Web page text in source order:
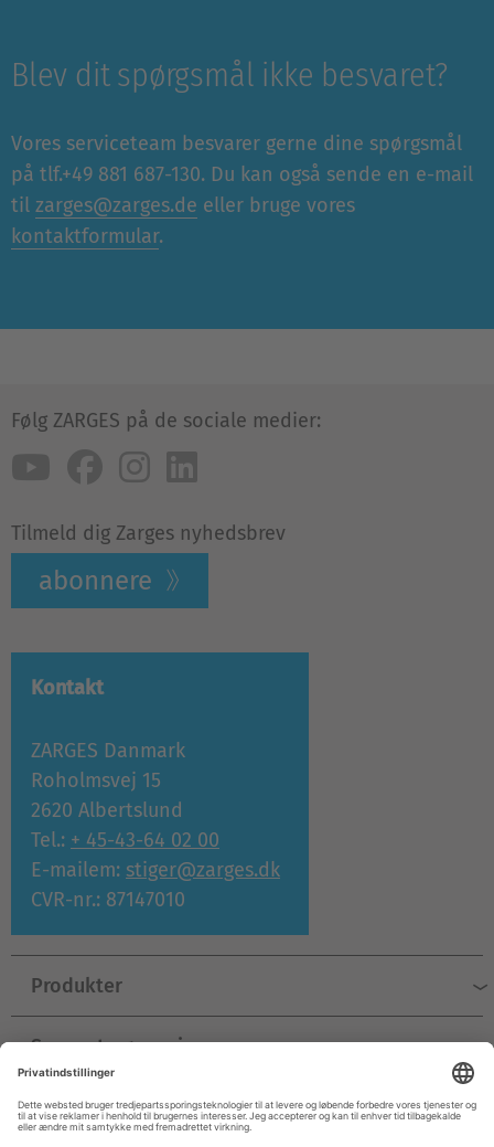
Blev dit spørgsmål ikke besvaret?
Vores serviceteam besvarer gerne dine spørgsmål
på tlf.+49 881 687-130. Du kan også sende en e-mail
til zarges@zarges.de eller bruge vores
kontaktformular.
Følg ZARGES på de sociale medier:
Tilmeld dig Zarges nyhedsbrev
abonnere
Kontakt
ZARGES Danmark
Roholmsvej 15
2620 Albertslund
Tel.: + 45-43-64 02 00
E-mailem: stiger@zarges.dk
CVR-nr.: 87147010
Produkter
Support og service
Virksomhed